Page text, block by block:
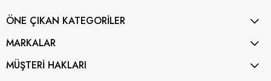
ÖNE ÇIKAN KATEGORİLER
MARKALAR
MÜŞTERİ HAKLARI